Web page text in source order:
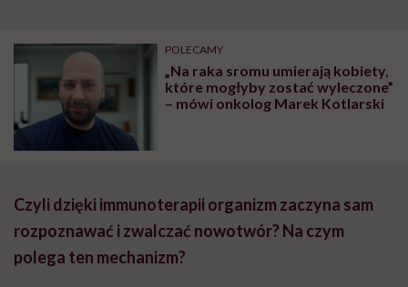
POLECAMY
„Na raka sromu umierają kobiety,
które mogłyby zostać wyleczone”
– mówi onkolog Marek Kotlarski
Czyli dzięki immunoterapii organizm zaczyna sam
rozpoznawać i zwalczać nowotwór? Na czym
polega ten mechanizm?